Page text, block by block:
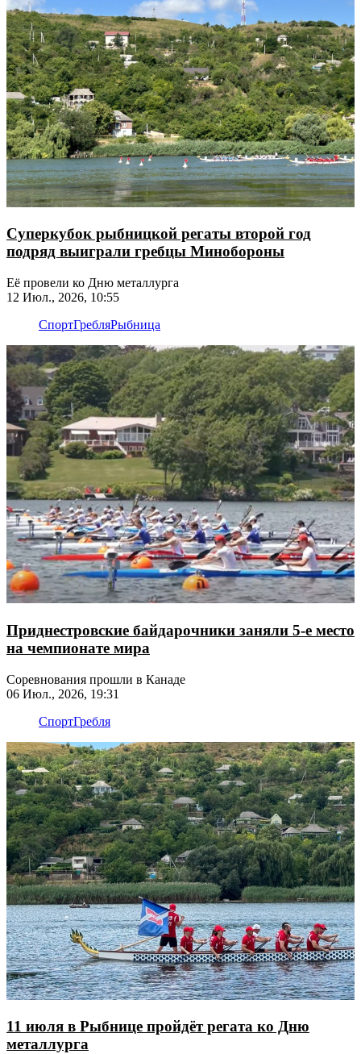
Суперкубок рыбницкой регаты второй год
подряд выиграли гребцы Минобороны
Её провели ко Дню металлурга
12 Июл., 2026, 10:55
СпортГребляРыбница
Приднестровские байдарочники заняли 5-е место
на чемпионате мира
Соревнования прошли в Канаде
06 Июл., 2026, 19:31
СпортГребля
11 июля в Рыбнице пройдёт регата ко Дню
металлурга